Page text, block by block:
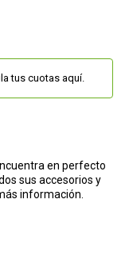
tus cuotas aquí.
en perfecto
sus accesorios y
información.